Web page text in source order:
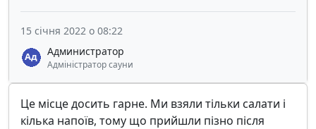
Администратор
Адміністратор сауни
15 січня 2022 о 08:22
Це місце досить гарне. Ми взяли тільки салати і
кілька напоїв, тому що прийшли пізно після